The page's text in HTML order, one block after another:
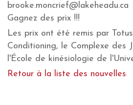
brooke.moncrief@lakeheadu.ca
Gagnez des prix !!!
Les prix ont été remis par
Conditioning, le Complexe des
l'École de kinésiologie de
Retour à la liste des nouvelles